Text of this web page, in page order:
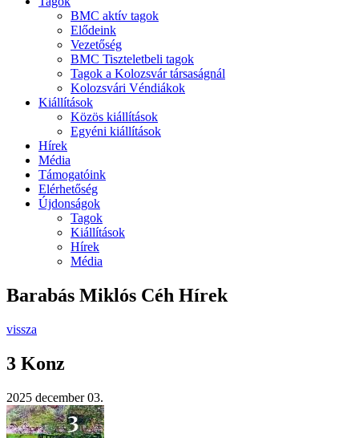
BMC aktív tagok
Elődeink
Vezetőség
BMC Tiszteletbeli tagok
Tagok a Kolozsvár társaságnál
Kolozsvári Véndiákok
Kiállítások
Közös kiállítások
Egyéni kiállítások
Hírek
Média
Támogatóink
Elérhetőség
Újdonságok
Tagok
Kiállítások
Hírek
Média
Barabás Miklós Céh Hírek
vissza
3 Konz
2025 december 03.